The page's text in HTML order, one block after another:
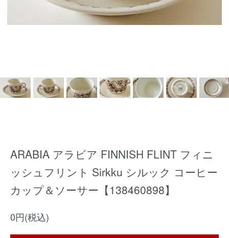
ARABIA アラビア FINNISH FLINT フィニ
ッシュフリント Sirkku シルック コーヒー
カップ＆ソーサー【138460898】
0円(税込)